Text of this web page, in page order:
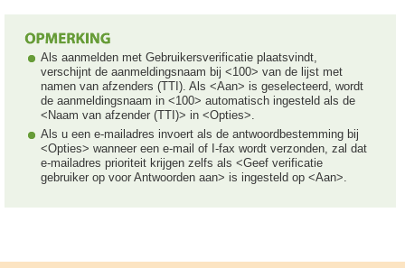
Als aanmelden met Gebruikersverificatie plaatsvindt,
verschijnt de aanmeldingsnaam bij <100> van de lijst met
namen van afzenders (TTI). Als <Aan> is geselecteerd, wordt
de aanmeldingsnaam in <100> automatisch ingesteld als de
<Naam van afzender (TTI)> in <Opties>.
Als u een e-mailadres invoert als de antwoordbestemming bij
<Opties> wanneer een e-mail of I-fax wordt verzonden, zal dat
e-mailadres prioriteit krijgen zelfs als <Geef verificatie
gebruiker op voor Antwoorden aan> is ingesteld op <Aan>.